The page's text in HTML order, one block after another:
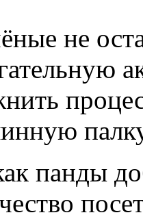
не
панды